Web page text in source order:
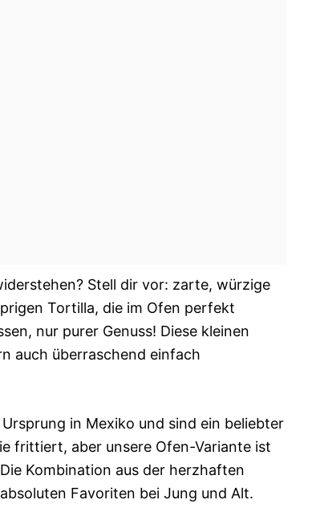
Stell dir vor: zarte, würzige
Tortilla, die im Ofen perfekt
nur purer Genuss! Diese kleinen
auch überraschend einfach
in Mexiko und sind ein beliebter
frittiert, aber unsere Ofen-Variante ist
Kombination aus der herzhaften
Favoriten bei Jung und Alt.